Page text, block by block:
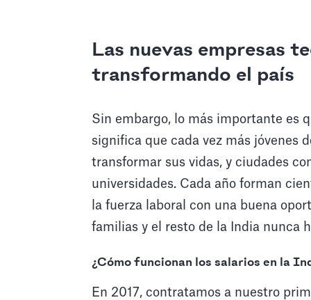
Las nuevas empresas
transformando el país
Sin embargo, lo más importante es
significa que cada vez más jóvenes
transformar sus vidas, y ciudades
universidades. Cada año forman
la fuerza laboral con una buena
familias y el resto de la India nunca
¿Cómo funcionan los salarios en la
En 2017, contratamos a nuestro